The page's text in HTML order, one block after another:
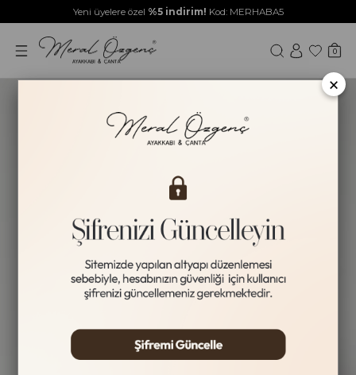
Yeni üyelere özel %5 indirim! Kod: MERHABA5
0
×